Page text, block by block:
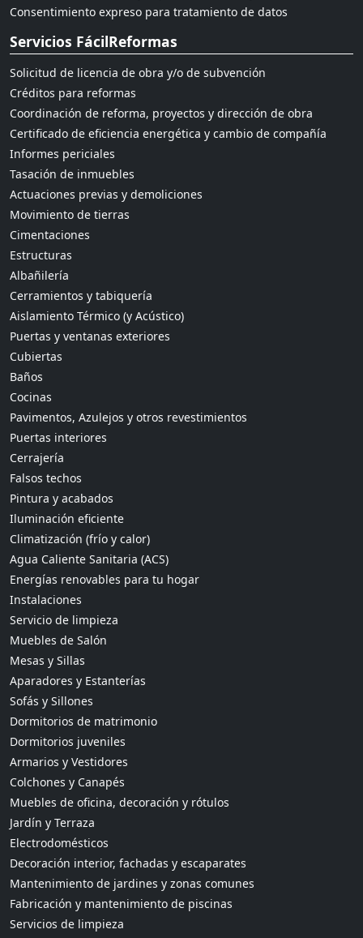
Consentimiento expreso para tratamiento de datos
Servicios FácilReformas
Solicitud de licencia de obra y/o de subvención
Créditos para reformas
Coordinación de reforma, proyectos y dirección de obra
Certificado de eficiencia energética y cambio de compañía
Informes periciales
Tasación de inmuebles
Actuaciones previas y demoliciones
Movimiento de tierras
Cimentaciones
Estructuras
Albañilería
Cerramientos y tabiquería
Aislamiento Térmico (y Acústico)
Puertas y ventanas exteriores
Cubiertas
Baños
Cocinas
Pavimentos, Azulejos y otros revestimientos
Puertas interiores
Cerrajería
Falsos techos
Pintura y acabados
Iluminación eficiente
Climatización (frío y calor)
Agua Caliente Sanitaria (ACS)
Energías renovables para tu hogar
Instalaciones
Servicio de limpieza
Muebles de Salón
Mesas y Sillas
Aparadores y Estanterías
Sofás y Sillones
Dormitorios de matrimonio
Dormitorios juveniles
Armarios y Vestidores
Colchones y Canapés
Muebles de oficina, decoración y rótulos
Jardín y Terraza
Electrodomésticos
Decoración interior, fachadas y escaparates
Mantenimiento de jardines y zonas comunes
Fabricación y mantenimiento de piscinas
Servicios de limpieza